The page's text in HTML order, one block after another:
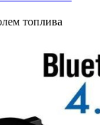
топлива